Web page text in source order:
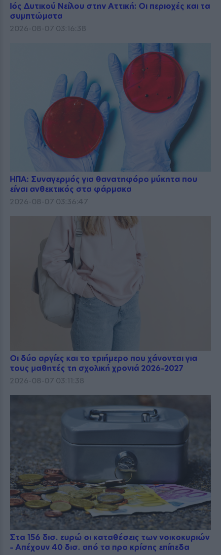
Ιός Δυτικού Νείλου στην Αττική: Οι περιοχές και τα
συμπτώματα
2026-08-07 03:16:38
ΗΠΑ: Συναγερμός για θανατηφόρο μύκητα που
είναι ανθεκτικός στα φάρμακα
2026-08-07 03:36:47
Οι δύο αργίες και το τριήμερο που χάνονται για
τους μαθητές τη σχολική χρονιά 2026-2027
2026-08-07 03:11:38
Στα 156 δισ. ευρώ οι καταθέσεις των νοικοκυριών
- Απέχουν 40 δισ. από τα προ κρίσης επίπεδα